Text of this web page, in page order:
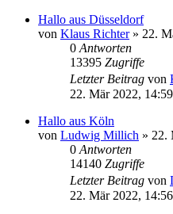
Hallo aus Düsseldorf
von Klaus Richter» 22.
0 Antworten
13395 Zugriffe
Letzter Beitrag von
22. Mär 2022, 14:59
Hallo aus Köln
von Ludwig Millich » 22.
0 Antworten
14140 Zugriffe
Letzter Beitrag von
22. Mär 2022, 14:56